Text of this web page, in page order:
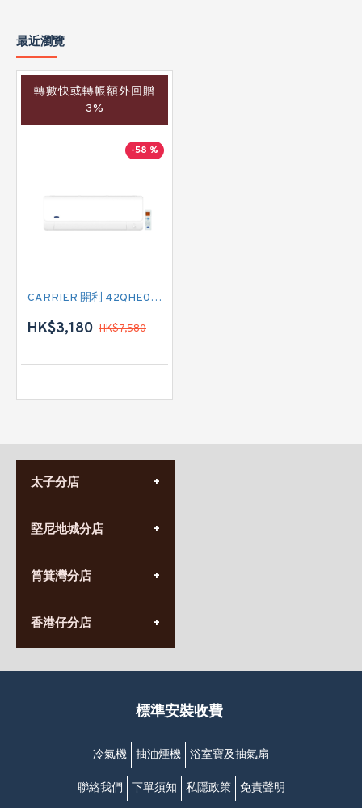
最近瀏覽
轉數快或轉帳額外回贈
3%
-58 %
CARRIER 開利 42QHE009VS 一匹 變頻冷暖掛牆分體式冷氣機 (附遙控)
HK$3,180 HK$7,580
太子分店
營業時間:
九龍太子太子道西141號
堅尼地城分店
營業時間:
香港堅尼地城卑路乍街
(堅尼地城地鐵站B出口)
筲箕灣分店
營業時間:
(10:00am-20:30pm)
香港仔分店
營業時間:
香港香港仔成都道20-28號
(黃竹坑地鐵站轉4M專線小巴)
標準安裝收費
冷氣機 抽油煙機 浴室寶及抽氣扇
聯絡我們 下單須知 私隱政策 免責聲明